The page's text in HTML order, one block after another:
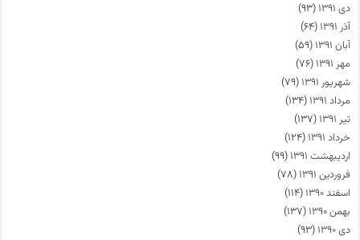
دی ۱۳۹۱
(۹۳)
آذر ۱۳۹۱
(۶۴)
آبان ۱۳۹۱
(۵۹)
مهر ۱۳۹۱
(۷۶)
شهریور ۱۳۹۱
(۷۹)
مرداد ۱۳۹۱
(۱۳۴)
تیر ۱۳۹۱
(۱۳۷)
خرداد ۱۳۹۱
(۱۲۴)
اردیبهشت ۱۳۹۱
(۹۹)
فروردین ۱۳۹۱
(۷۸)
اسفند ۱۳۹۰
(۱۱۴)
بهمن ۱۳۹۰
(۱۳۷)
دی ۱۳۹۰
(۹۳)